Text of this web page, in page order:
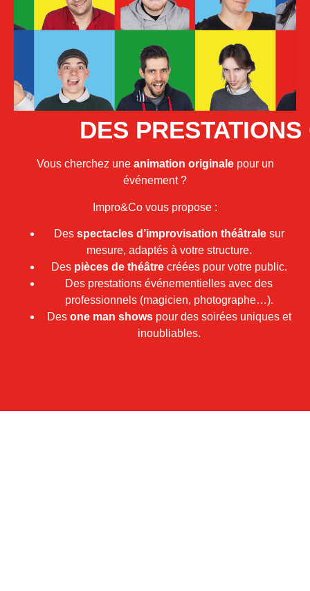
DES
Vous cherchez une animation originalepour un
événement ?
Impro&Co vous propose :
Des spectacles d’improvisation théâtralesur
mesure, adaptés à votre structure.
Des pièces de théâtrecréées pour votre public.
Des prestations événementielles avec des
professionnels (magicien, photographe…).
Des one man showspour des soirées uniques et
inoubliables.